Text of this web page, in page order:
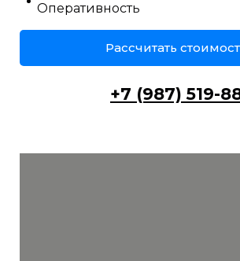
Оперативность
Рассчитать
+7 (987) 519-